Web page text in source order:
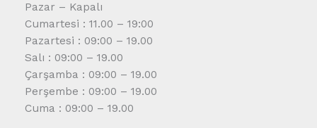
Pazar – Kapalı
Cumartesi : 11.00 – 19:00
Pazartesi : 09:00 – 19.00
Salı : 09:00 – 19.00
Çarşamba : 09:00 – 19.00
Perşembe : 09:00 – 19.00
Cuma : 09:00 – 19.00